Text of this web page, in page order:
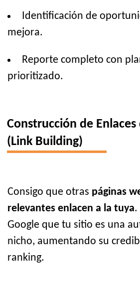
Identificación de
mejora.
Reporte completo con
prioritizado.
Construcción de Enlaces
(Link Building)
Consigo que otras páginas
relevantes enlacen a la tuya.
Google que tu sitio es una
nicho, aumentando su
ranking.